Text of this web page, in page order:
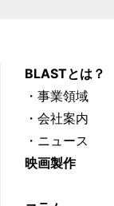
BLASTとは？
・事業領域
・会社案内
・ニュース
映画製作